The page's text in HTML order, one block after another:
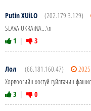
Putin XUiLO (202.179.3.129)
SLAVA UKRAiNA...\n
1 | 3
Лол (66.181.160.47)
Хорвоогийн хосгүй гуйлгачин
3 | 0